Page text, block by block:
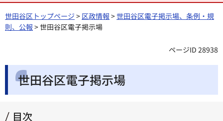
世田谷区トップページ > 区政情報 >世田谷区電子掲示場、条例・規
則、公報 > 世田谷区電子掲示場
ページID 28938
世田谷区電子掲示場
目次